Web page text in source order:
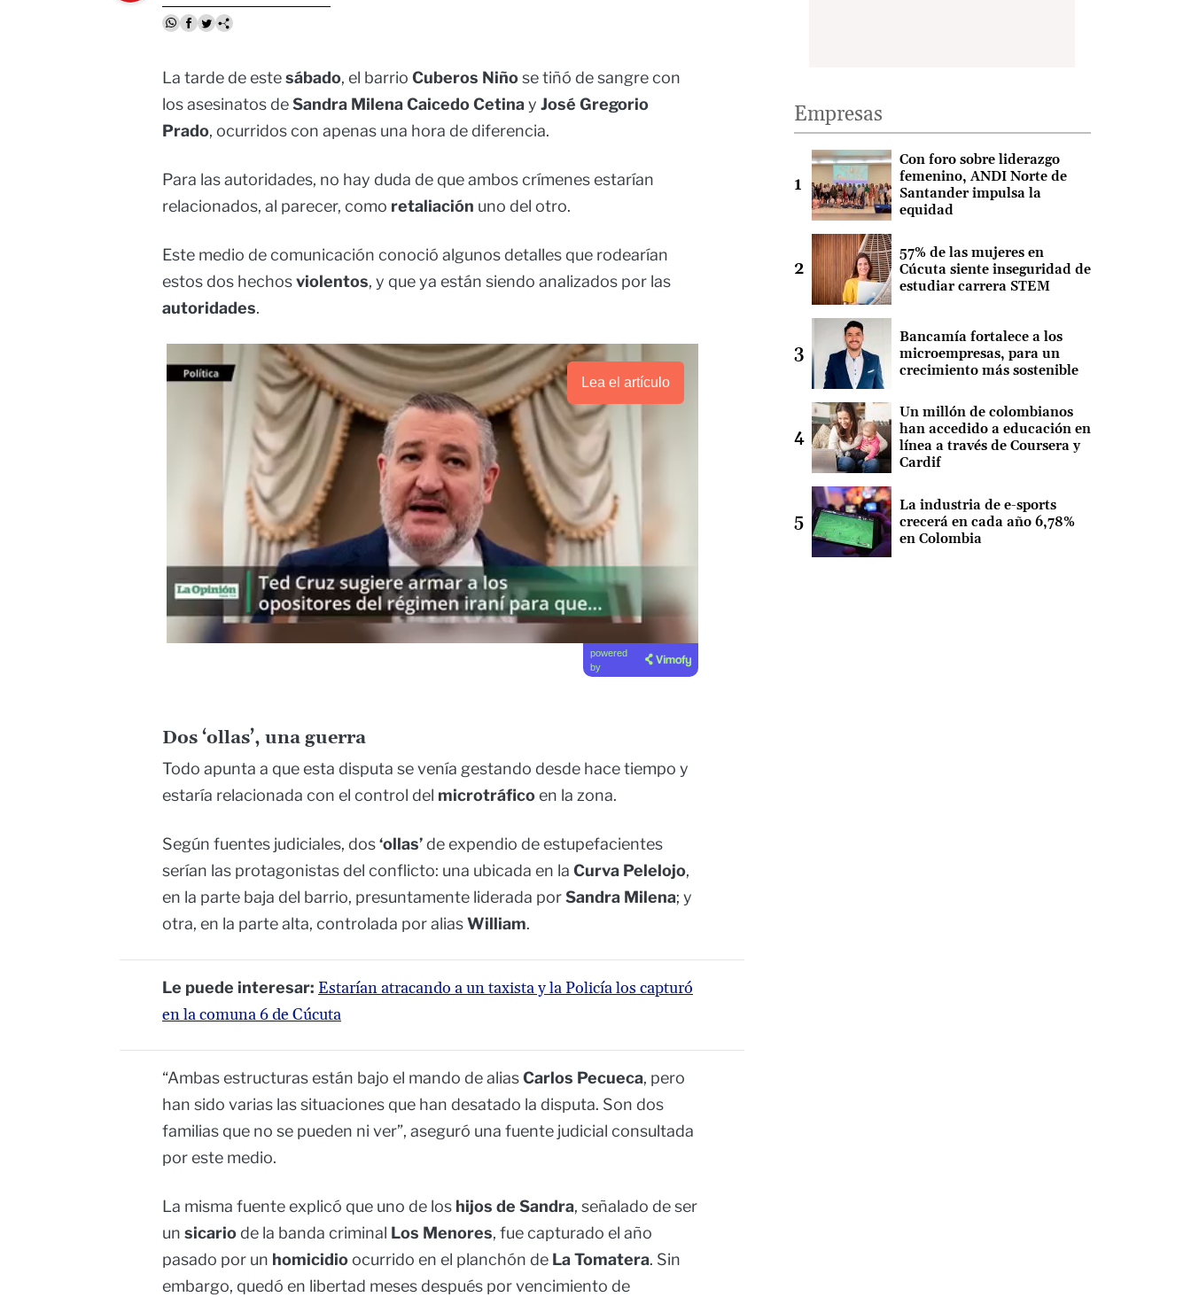
La tarde de estesábado, el barrio Cuberos Niñose tiñó de sangre con
los asesinatos deSandra Milena Caicedo Cetinay José Gregorio
Prado, ocurridos con apenas una hora de diferencia.
Para las autoridades, no hay duda de que ambos crímenes estarían
relacionados, al parecer, como retaliación uno del otro.
Este medio de comunicación conoció algunos detalles que rodearían
estos dos hechosviolentos, y que ya están siendo analizados por las
autoridades.
Lea el artículo
powered
by
Dos ‘ollas’, una guerra
Todo apunta a que esta disputa se venía gestando desde hace tiempo y
estaría relacionada con el control del microtráficoen la zona.
Según fuentes judiciales, dos‘ollas’de expendio de estupefacientes
serían las protagonistas del conflicto: una ubicada en la Curva Pelelojo,
en la parte baja del barrio, presuntamente liderada porSandra Milena; y
otra, en la parte alta, controlada por aliasWilliam.
Le puede interesar: Estarían atracando a un taxista y la Policía los capturó
en la comuna 6 de Cúcuta
“Ambas estructuras están bajo el mando de aliasCarlos Pecueca, pero
han sido varias las situaciones que han desatado la disputa. Son dos
familias que no se pueden ni ver”, aseguró una fuente judicial consultada
por este medio.
La misma fuente explicó que uno de los hijos de Sandra, señalado de ser
un sicariode la banda criminal Los Menores, fue capturado el año
pasado por un homicidioocurrido en el planchón de La Tomatera. Sin
embargo, quedó en libertad meses después por vencimiento de
Empresas
Con foro sobre liderazgo
femenino, ANDI Norte de
Santander impulsa la
equidad
57% de las mujeres en
Cúcuta siente inseguridad de
estudiar carrera STEM
Bancamía fortalece a los
microempresas, para un
crecimiento más sostenible
Un millón de colombianos
han accedido a educación en
línea a través de Coursera y
Cardif
La industria de e-sports
crecerá en cada año 6,78%
en Colombia